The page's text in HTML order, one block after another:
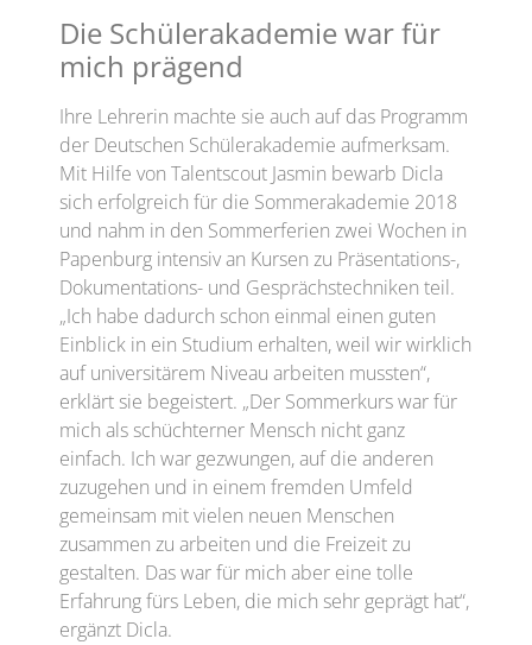
Die Schülerakademie war für
mich prägend
Ihre Lehrerin machte sie auch auf das Programm
der Deutschen Schülerakademie aufmerksam.
Mit Hilfe von Talentscout Jasmin bewarb Dicla
sich erfolgreich für die Sommerakademie 2018
und nahm in den Sommerferien zwei Wochen in
Papenburg intensiv an Kursen zu Präsentations-,
Dokumentations- und Gesprächstechniken teil.
„Ich habe dadurch schon einmal einen guten
Einblick in ein Studium erhalten, weil wir wirklich
auf universitärem Niveau arbeiten mussten“,
erklärt sie begeistert. „Der Sommerkurs war für
mich als schüchterner Mensch nicht ganz
einfach. Ich war gezwungen, auf die anderen
zuzugehen und in einem fremden Umfeld
gemeinsam mit vielen neuen Menschen
zusammen zu arbeiten und die Freizeit zu
gestalten. Das war für mich aber eine tolle
Erfahrung fürs Leben, die mich sehr geprägt hat“,
ergänzt Dicla.